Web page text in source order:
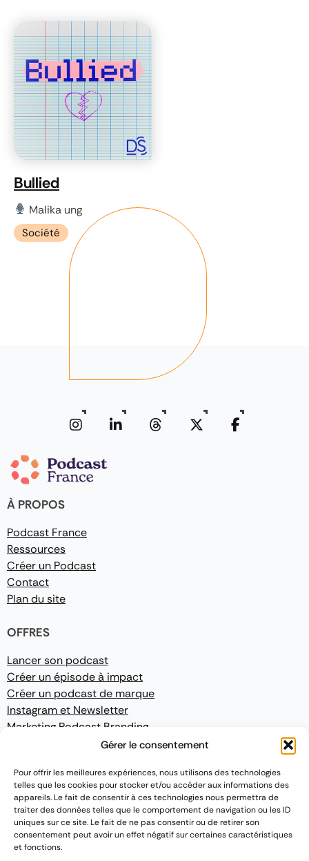
Gérer le consentement
Pour offrir les meilleures expériences, nous utilisons des technologies
telles que les cookies pour stocker et/ou accéder aux informations des
appareils. Le fait de consentir à ces technologies nous permettra de
traiter des données telles que le comportement de navigation ou les ID
uniques sur ce site. Le fait de ne pas consentir ou de retirer son
consentement peut avoir un effet négatif sur certaines caractéristiques
et fonctions.
Bullied
Malika ung
Société
À PROPOS
Podcast France
Ressources
Créer un Podcast
Contact
Plan du site
OFFRES
Lancer son podcast
Créer un épisode à impact
Créer un podcast de marque
Instagram et Newsletter
Marketing Podcast Branding
Mentions légales
Politique de confidentialité
Conditions Générales de Vente